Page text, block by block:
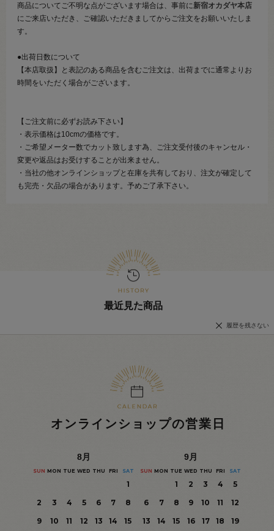
商品についてご不明な点がございます場合は、事前に新宿オカダヤ本店
にご来店いただき、ご確認いただきましてからご注文をお願いいたしま
す。
●出荷日数について
【本店取扱】と表記のある商品を含むご注文は、出荷までに通常よりお
時間をいただく場合がございます。
【ご注文前に必ずお読み下さい】
・表示価格は10cmの価格です。
・ご希望メーター数でカット致します為、ご注文受付後のキャンセル・
変更や返品はお受けすることが出来ません。
・当社の他オンラインショップと在庫を共有しており、注文が確定して
も完売・欠品の場合があります。予めご了承下さい。
最近見た商品
履歴を残さない
オンラインショップの営業日
8月
SUN MON TUE WED THU FRI SAT
1
2
3 4 5 6 7
8
9
10 11 12 13 14
15
9月
SUN MON TUE WED THU FRI SAT
1 2 3 4
5
6
7 8 9 10 11
12
13
14 15 16 17 18
19